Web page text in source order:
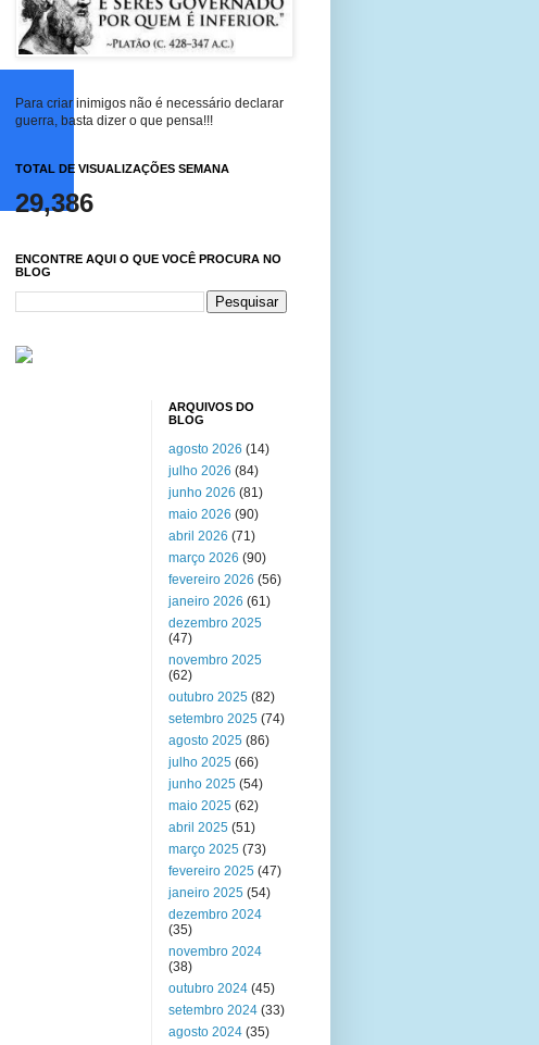
Para criar inimigos não é necessário declarar
guerra, basta dizer o que pensa!!!
TOTAL DE VISUALIZAÇÕES SEMANA
29,386
ENCONTRE AQUI O QUE VOCÊ PROCURA NO
BLOG
ARQUIVOS DO
BLOG
agosto 2026 (14)
julho 2026 (84)
junho 2026 (81)
maio 2026 (90)
abril 2026 (71)
março 2026 (90)
fevereiro 2026 (56)
janeiro 2026 (61)
dezembro 2025
(47)
novembro 2025
(62)
outubro 2025 (82)
setembro 2025 (74)
agosto 2025 (86)
julho 2025 (66)
junho 2025 (54)
maio 2025 (62)
abril 2025 (51)
março 2025 (73)
fevereiro 2025 (47)
janeiro 2025 (54)
dezembro 2024
(35)
novembro 2024
(38)
outubro 2024 (45)
setembro 2024 (33)
agosto 2024 (35)